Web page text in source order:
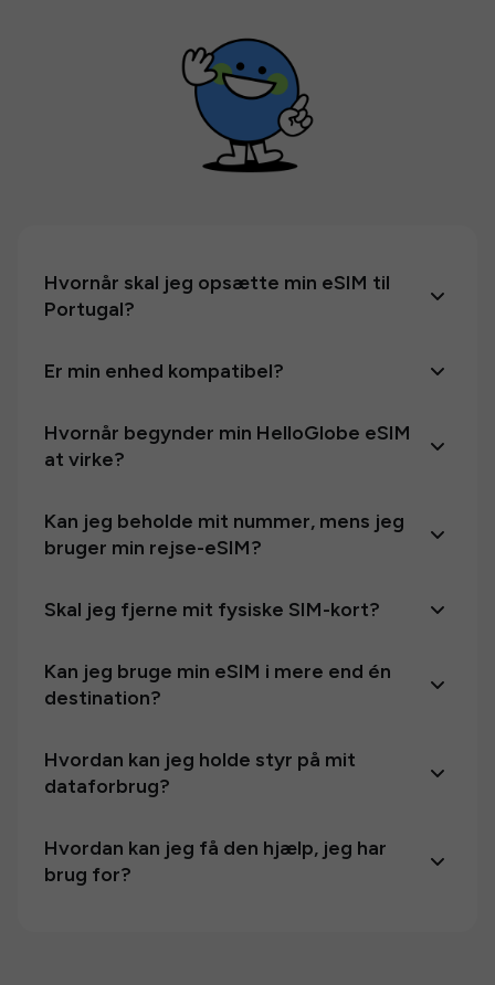
Hvornår skal jeg opsætte min eSIM til
Portugal?
Er min enhed kompatibel?
Hvornår begynder min HelloGlobe eSIM
at virke?
Kan jeg beholde mit nummer, mens jeg
bruger min rejse-eSIM?
Skal jeg fjerne mit fysiske SIM-kort?
Kan jeg bruge min eSIM i mere end én
destination?
Hvordan kan jeg holde styr på mit
dataforbrug?
Hvordan kan jeg få den hjælp, jeg har
brug for?